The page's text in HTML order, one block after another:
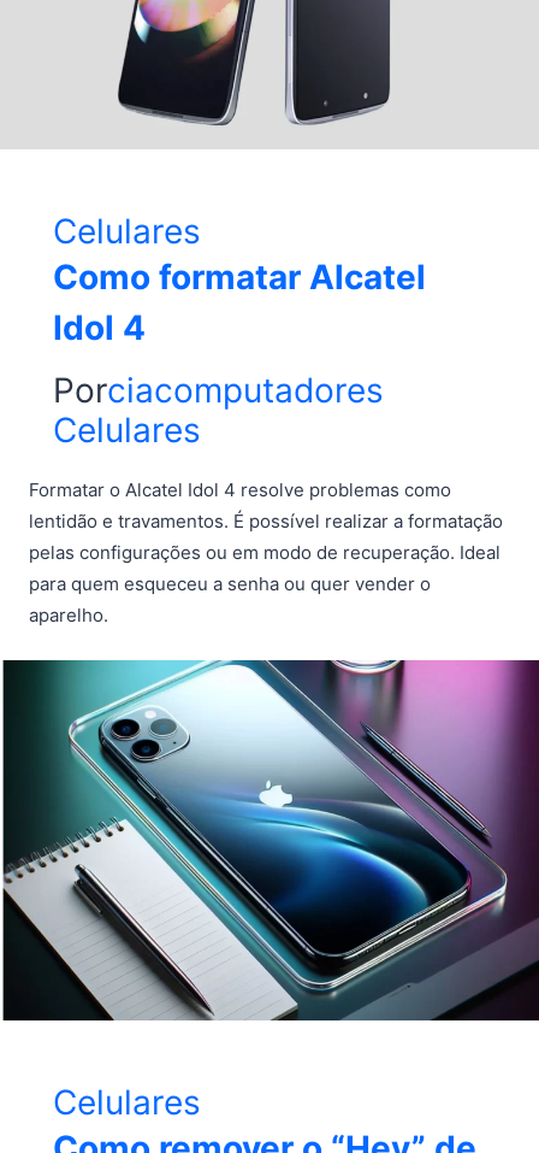
Celulares
Como formatar Alcatel
Idol 4
Porciacomputadores
Celulares
Formatar o Alcatel Idol 4 resolve problemas como
lentidão e travamentos. É possível realizar a formatação
pelas configurações ou em modo de recuperação. Ideal
para quem esqueceu a senha ou quer vender o
aparelho.
Celulares